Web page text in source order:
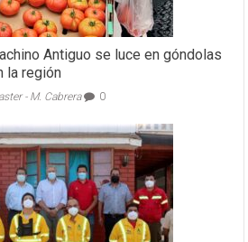
Antiguo se luce en góndolas
la región
- M. Cabrera 0